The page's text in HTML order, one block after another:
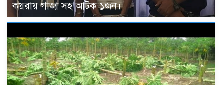
কয়রায় গাঁজা সহ আটক ১জন।